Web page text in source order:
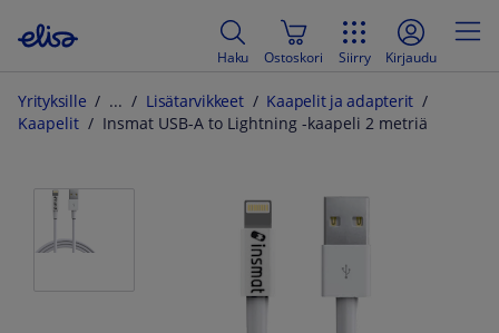
Haku Ostoskori Siirry Kirjaudu
Yrityksille Lisätarvikkeet
Kaapelit ja adapterit
Kaapelit
Insmat USB-A to Lightning -kaapeli 2 metriä